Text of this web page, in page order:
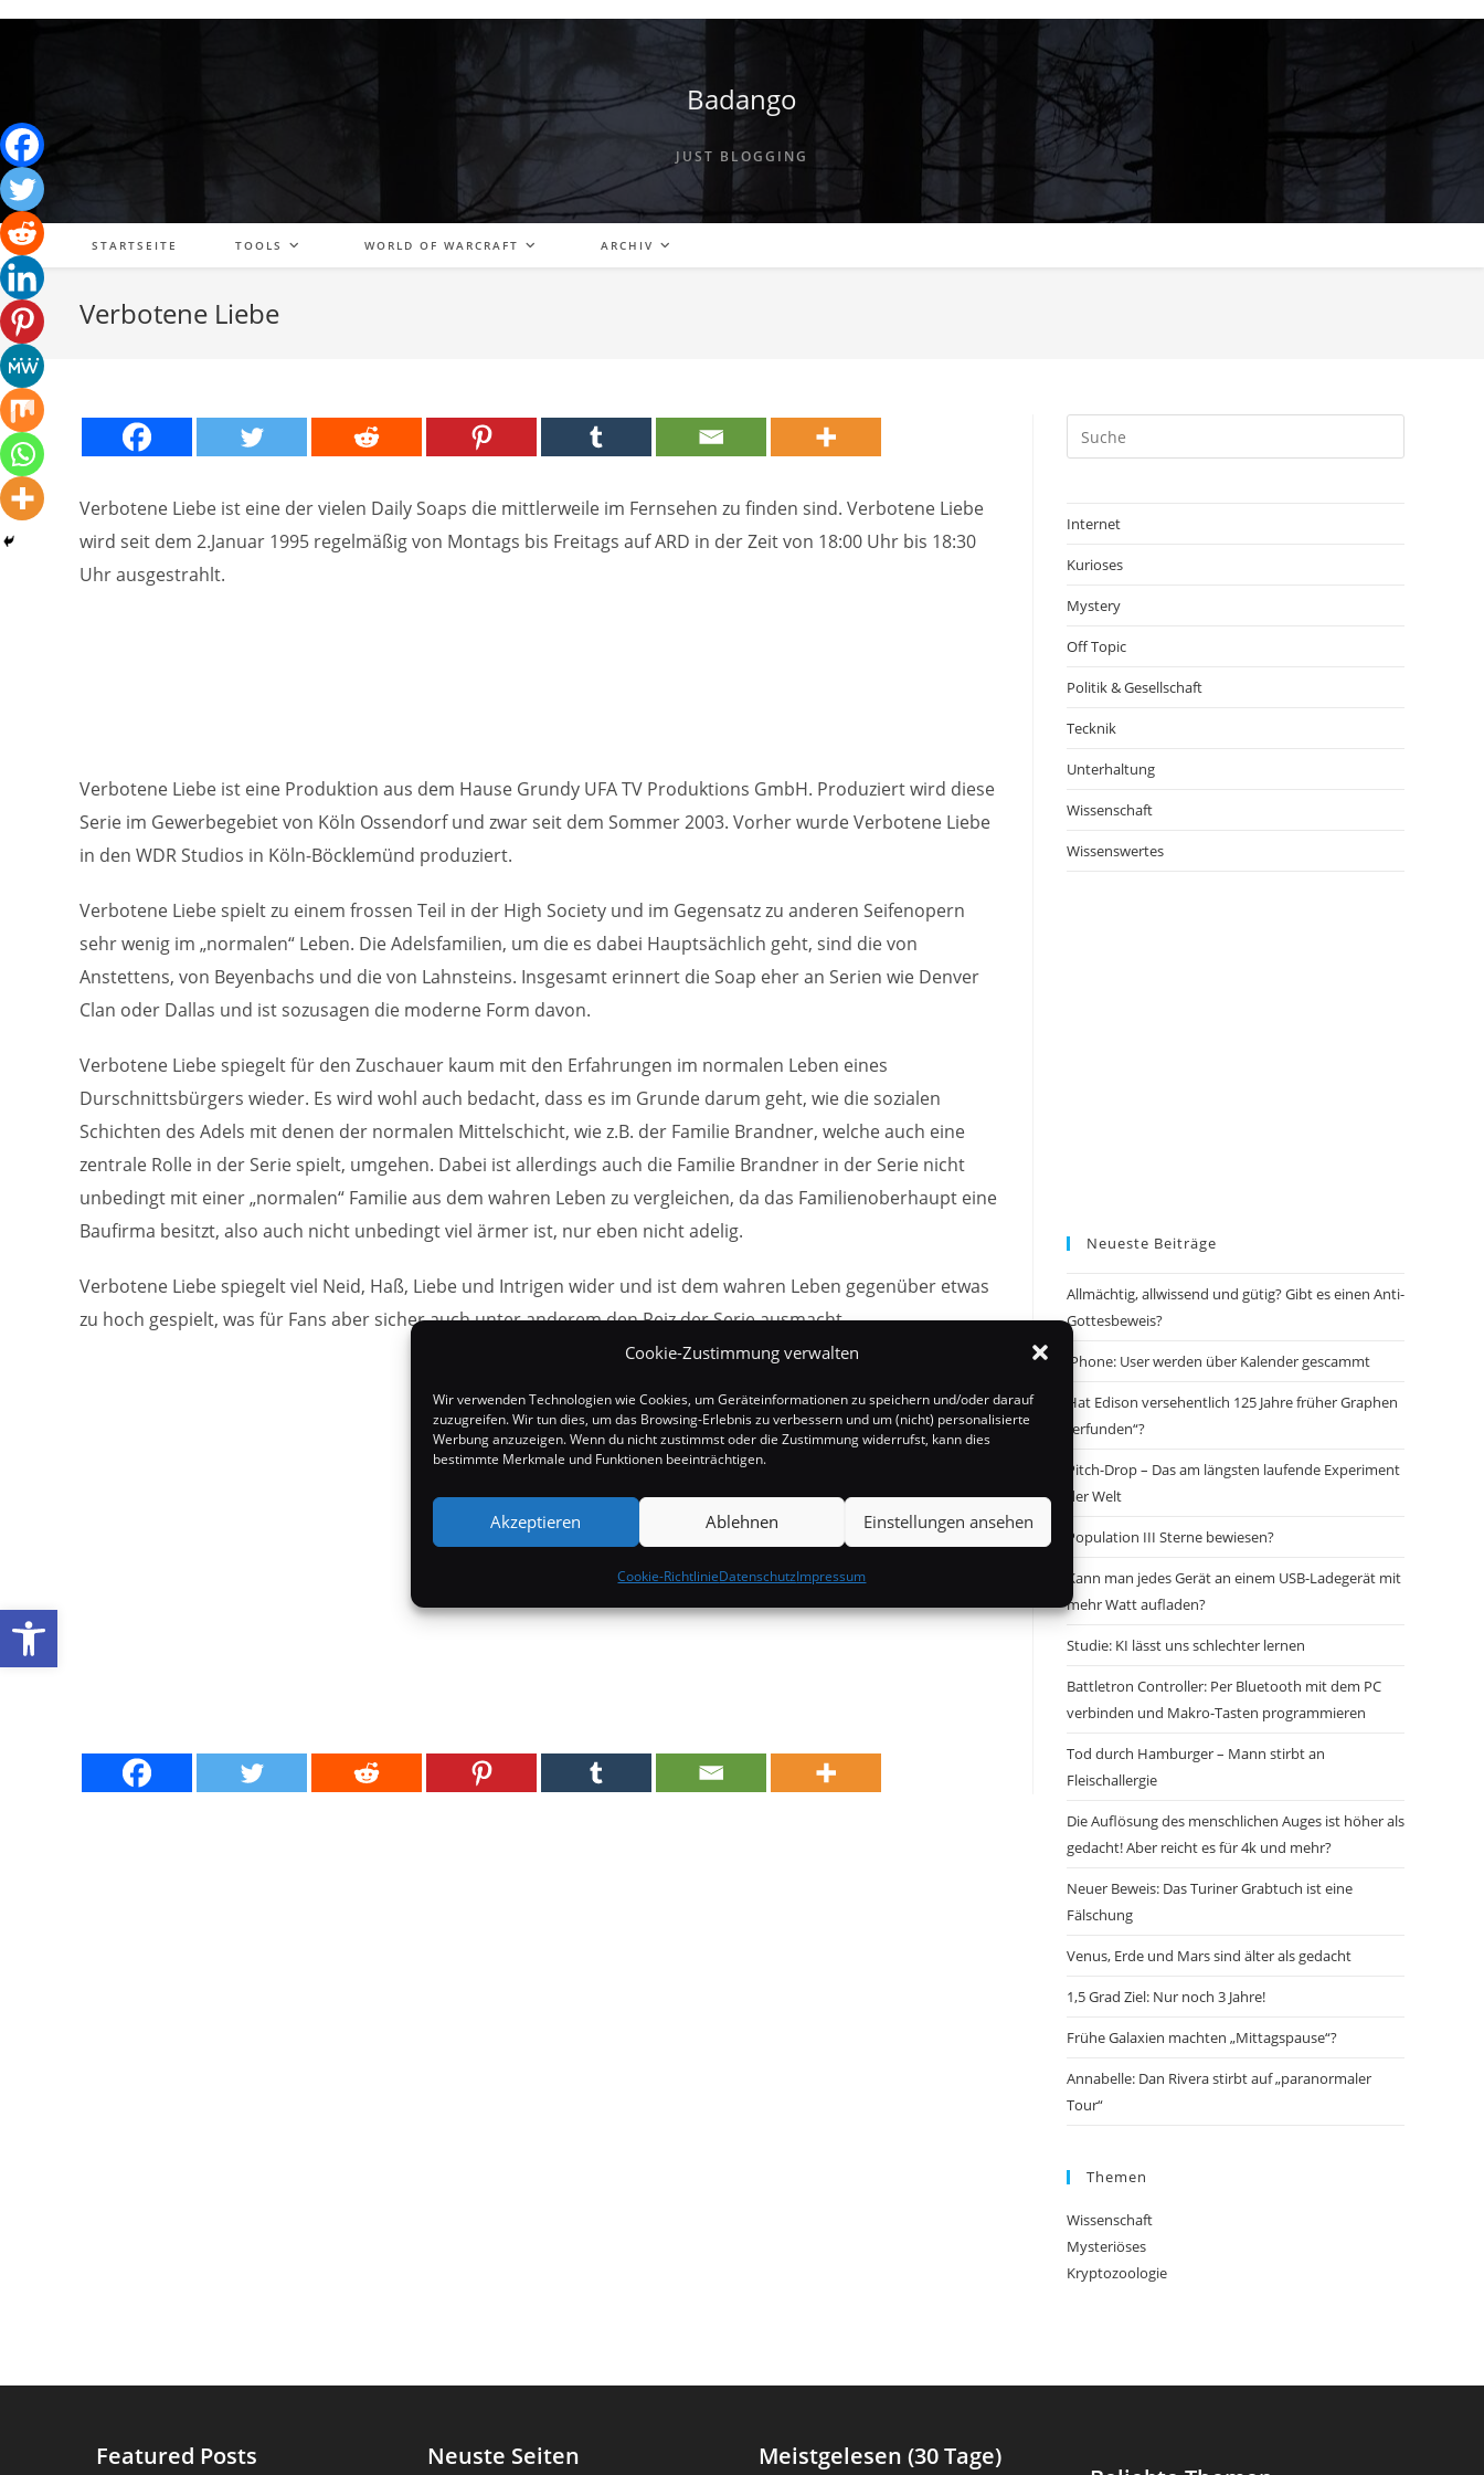
Werkzeugleiste öffnen
Cookie-Zustimmung verwalten
Wir verwenden Technologien wie Cookies, um Geräteinformationen zu speichern und/oder darauf
zuzugreifen. Wir tun dies, um das Browsing-Erlebnis zu verbessern und um (nicht) personalisierte
Werbung anzuzeigen. Wenn du nicht zustimmst oder die Zustimmung widerrufst, kann dies
bestimmte Merkmale und Funktionen beeinträchtigen.
Akzeptieren Ablehnen Einstellungen ansehen
Cookie-RichtlinieDatenschutzImpressum
Badango
JUST BLOGGING
STARTSEITE TOOLS WORLD OF WARCRAFT ARCHIV
Verbotene Liebe
Verbotene Liebe ist eine der vielen Daily Soaps die mittlerweile im Fernsehen zu finden sind. Verbotene Liebe
wird seit dem 2.Januar 1995 regelmäßig von Montags bis Freitags auf ARD in der Zeit von 18:00 Uhr bis 18:30
Uhr ausgestrahlt.
Verbotene Liebe ist eine Produktion aus dem Hause Grundy UFA TV Produktions GmbH. Produziert wird diese
Serie im Gewerbegebiet von Köln Ossendorf und zwar seit dem Sommer 2003. Vorher wurde Verbotene Liebe
in den WDR Studios in Köln-Böcklemünd produziert.
Verbotene Liebe spielt zu einem frossen Teil in der High Society und im Gegensatz zu anderen Seifenopern
sehr wenig im „normalen“ Leben. Die Adelsfamilien, um die es dabei Hauptsächlich geht, sind die von
Anstettens, von Beyenbachs und die von Lahnsteins. Insgesamt erinnert die Soap eher an Serien wie Denver
Clan oder Dallas und ist sozusagen die moderne Form davon.
Verbotene Liebe spiegelt für den Zuschauer kaum mit den Erfahrungen im normalen Leben eines
Durschnittsbürgers wieder. Es wird wohl auch bedacht, dass es im Grunde darum geht, wie die sozialen
Schichten des Adels mit denen der normalen Mittelschicht, wie z.B. der Familie Brandner, welche auch eine
zentrale Rolle in der Serie spielt, umgehen. Dabei ist allerdings auch die Familie Brandner in der Serie nicht
unbedingt mit einer „normalen“ Familie aus dem wahren Leben zu vergleichen, da das Familienoberhaupt eine
Baufirma besitzt, also auch nicht unbedingt viel ärmer ist, nur eben nicht adelig.
Verbotene Liebe spiegelt viel Neid, Haß, Liebe und Intrigen wider und ist dem wahren Leben gegenüber etwas
zu hoch gespielt, was für Fans aber sicher auch unter anderem den Reiz der Serie ausmacht.
Internet
Kurioses
Mystery
Off Topic
Politik & Gesellschaft
Tecknik
Unterhaltung
Wissenschaft
Wissenswertes
Neueste Beiträge
Allmächtig, allwissend und gütig? Gibt es einen Anti-
Gottesbeweis?
iPhone: User werden über Kalender gescammt
Hat Edison versehentlich 125 Jahre früher Graphen
„erfunden“?
Pitch-Drop – Das am längsten laufende Experiment
der Welt
Population III Sterne bewiesen?
Kann man jedes Gerät an einem USB-Ladegerät mit
mehr Watt aufladen?
Studie: KI lässt uns schlechter lernen
Battletron Controller: Per Bluetooth mit dem PC
verbinden und Makro-Tasten programmieren
Tod durch Hamburger – Mann stirbt an
Fleischallergie
Die Auflösung des menschlichen Auges ist höher als
gedacht! Aber reicht es für 4k und mehr?
Neuer Beweis: Das Turiner Grabtuch ist eine
Fälschung
Venus, Erde und Mars sind älter als gedacht
1,5 Grad Ziel: Nur noch 3 Jahre!
Frühe Galaxien machten „Mittagspause“?
Annabelle: Dan Rivera stirbt auf „paranormaler
Tour“
Themen
Wissenschaft
Mysteriöses
Kryptozoologie
Featured Posts Neuste Seiten Meistgelesen (30 Tage)